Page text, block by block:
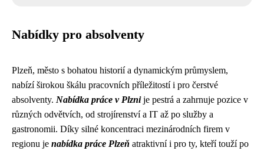
Nabídky pro absolventy
Plzeň, město s bohatou historií a dynamickým průmyslem,
nabízí širokou škálu pracovních příležitostí i pro čerstvé
absolventy. Nabídka práce v Plznije pestrá a zahrnuje pozice v
různých odvětvích, od strojírenství a IT až po služby a
gastronomii. Díky silné koncentraci mezinárodních firem v
regionu je nabídka práce Plzeň atraktivní i pro ty, kteří touží po